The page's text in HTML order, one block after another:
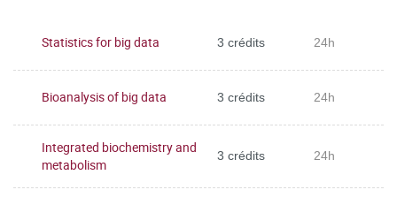
Statistics for big data 3 crédits 24h
Bioanalysis of big data 3 crédits 24h
Integrated biochemistry and
metabolism
3 crédits 24h